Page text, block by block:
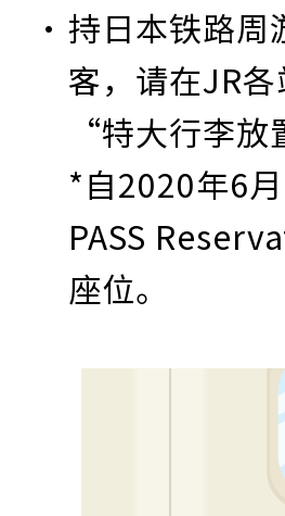
持日本铁路周
客，请在JR
“特大行李
*自2020年6
PASS
座位。